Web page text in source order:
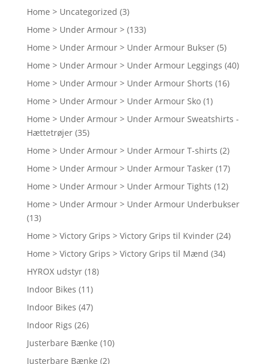
Home > Uncategorized (3)
Home > Under Armour > (133)
Home > Under Armour > Under Armour Bukser (5)
Home > Under Armour > Under Armour Leggings (40)
Home > Under Armour > Under Armour Shorts (16)
Home > Under Armour > Under Armour Sko (1)
Home > Under Armour > Under Armour Sweatshirts -
Hættetrøjer (35)
Home > Under Armour > Under Armour T-shirts (2)
Home > Under Armour > Under Armour Tasker (17)
Home > Under Armour > Under Armour Tights (12)
Home > Under Armour > Under Armour Underbukser
(13)
Home > Victory Grips > Victory Grips til Kvinder (24)
Home > Victory Grips > Victory Grips til Mænd (34)
HYROX udstyr (18)
Indoor Bikes (11)
Indoor Bikes (47)
Indoor Rigs (26)
Justerbare Bænke (10)
Justerbare Bænke (2)